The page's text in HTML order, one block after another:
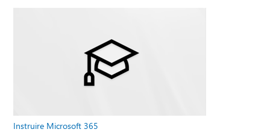
Instruire Microsoft 365